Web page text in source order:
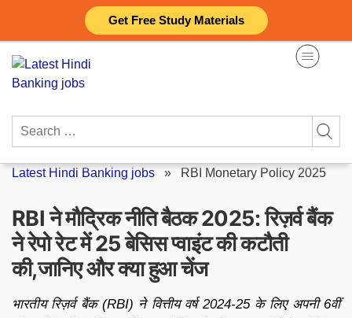
Get Free Study Materials
content
Search
Latest Hindi Banking jobs » RBI Monetary Policy 2025
RBI ने मौद्रिक नीति बैठक 2025: रिज़र्व बैंक
ने रेपो रेट में 25 बेसिस प्वाइंट की कटौती
की,जानिए और क्या हुआ चेंज
भारतीय रिज़र्व बैंक (RBI) ने वित्तीय वर्ष 2024-25 के लिए अपनी 6वीं